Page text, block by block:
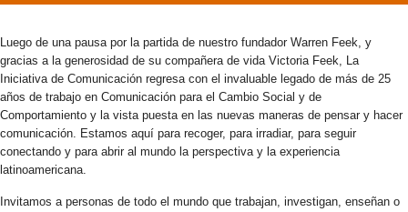
Luego de una pausa por la partida de nuestro fundador Warren Feek, y
gracias a la generosidad de su compañera de vida Victoria Feek, La
Iniciativa de Comunicación regresa con el invaluable legado de más de 25
años de trabajo en Comunicación para el Cambio Social y de
Comportamiento y la vista puesta en las nuevas maneras de pensar y hacer
comunicación. Estamos aquí para recoger, para irradiar, para seguir
conectando y para abrir al mundo la perspectiva y la experiencia
latinoamericana.
Invitamos a personas de todo el mundo que trabajan, investigan, enseñan o